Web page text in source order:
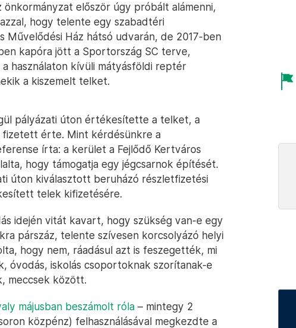
először úgy próbált alámenni,
hogy telente egy szabadtéri
Művelődési Ház hátsó udvarán, de 2017-ben
kapóra jött a Sportország SC terve,
használaton kívüli mátyásföldi reptér
a kiszemelt telket.
pályázati úton értékesítette a telket, a
érte. Mint kérdésünkre a
írta: a kerület a Fejlődő Kertváros
hogy támogatja egy jégcsarnok építését.
úton kiválasztott beruházó részletfizetési
telek kifizetésére.
idején vitát kavart, hogy szükség van-e egy
párszáz, telente szívesen korcsolyázó helyi
hogy nem, ráadásul azt is feszegették, mi
óvodás, iskolás csoportoknak szorítanak-e
meccsek között.
májusban beszámolt róla – mintegy 2
közpénz) felhasználásával megkezdte a